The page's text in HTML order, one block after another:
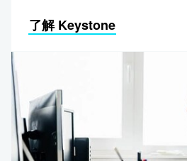
了解 Keystone